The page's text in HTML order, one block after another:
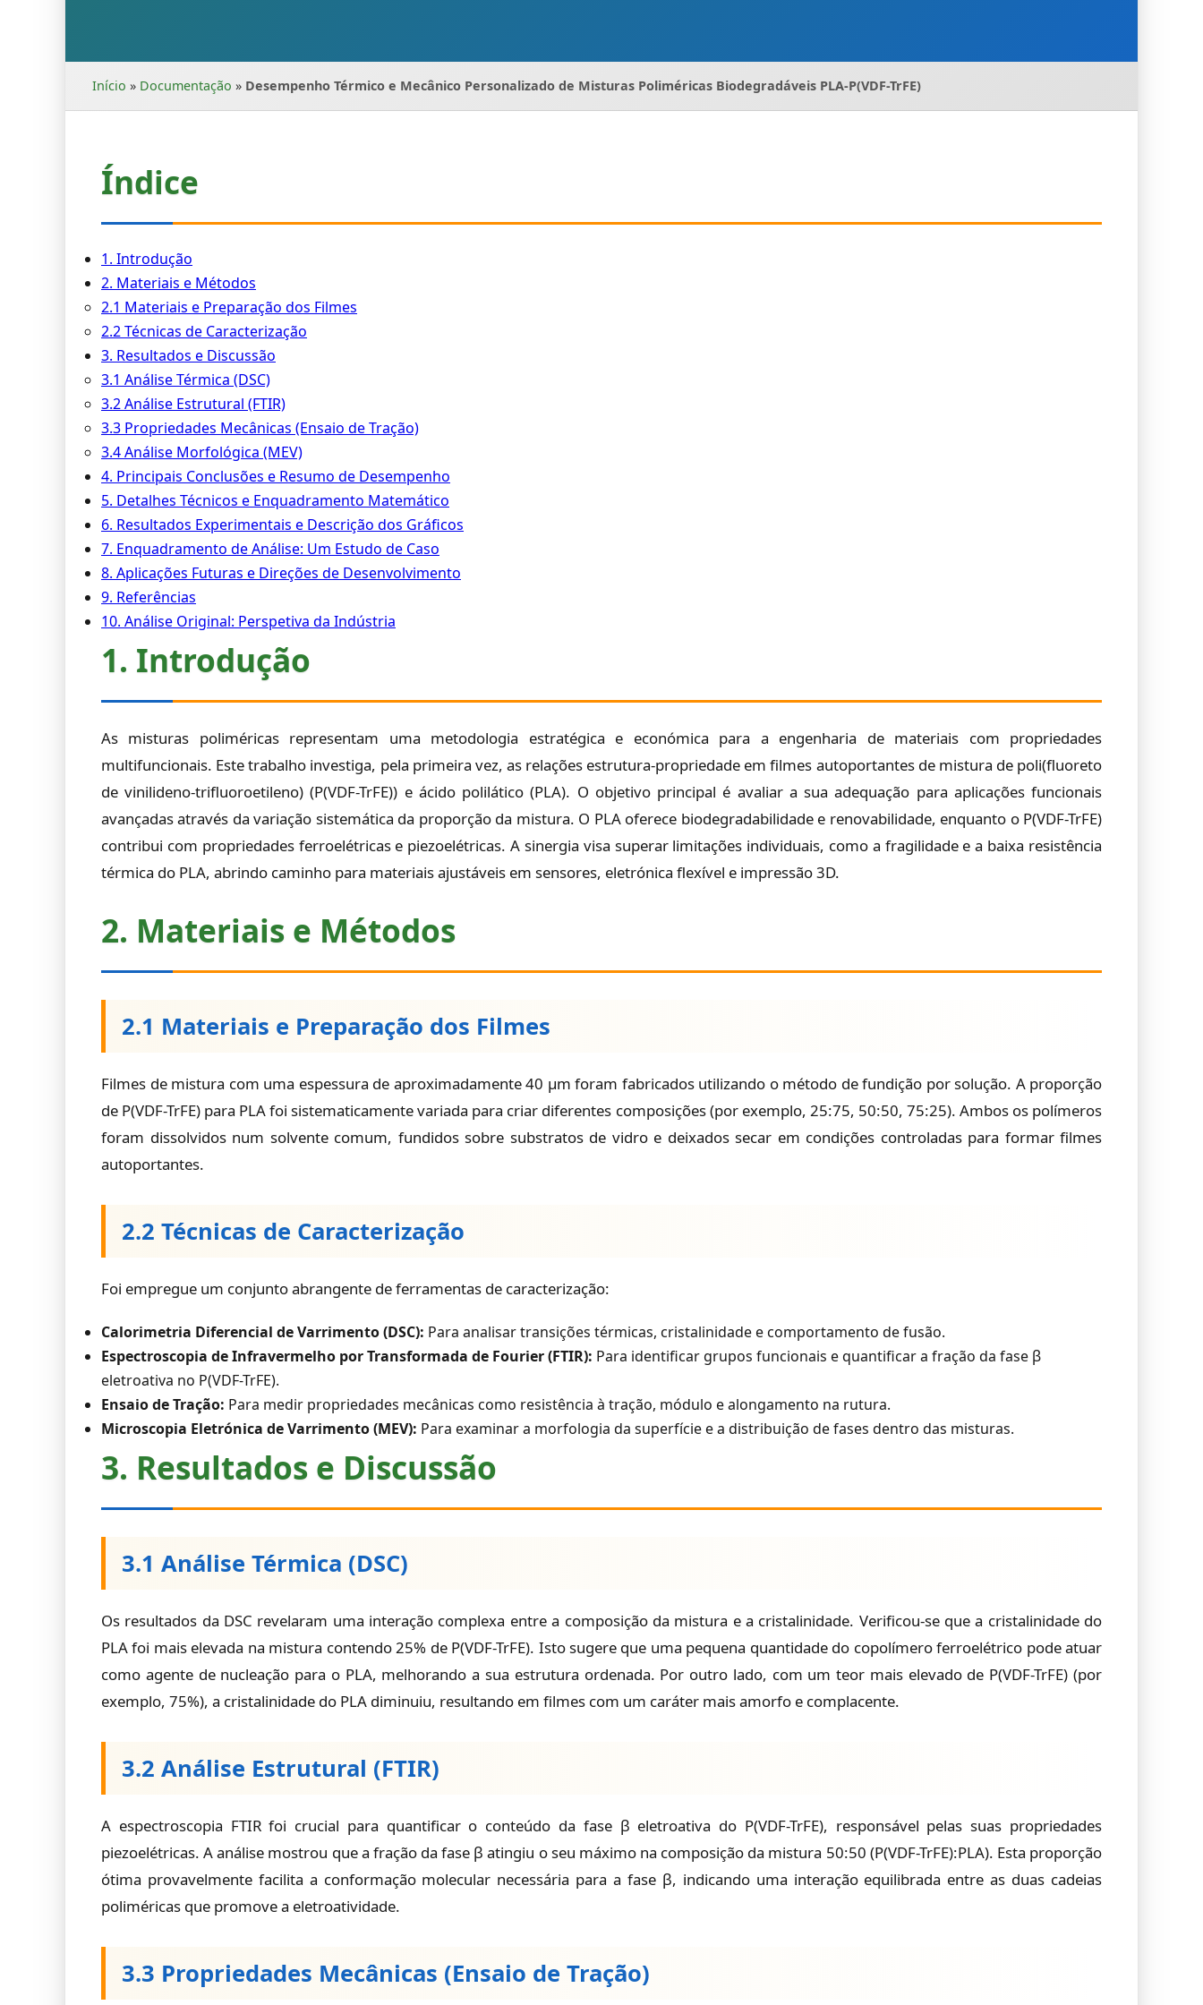
Início » Documentação » Desempenho Térmico e Mecânico Personalizado de Misturas Poliméricas Biodegradáveis PLA-P(VDF-TrFE)
Índice
1. Introdução
2. Materiais e Métodos
2.1 Materiais e Preparação dos Filmes
2.2 Técnicas de Caracterização
3. Resultados e Discussão
3.1 Análise Térmica (DSC)
3.2 Análise Estrutural (FTIR)
3.3 Propriedades Mecânicas (Ensaio de Tração)
3.4 Análise Morfológica (MEV)
4. Principais Conclusões e Resumo de Desempenho
5. Detalhes Técnicos e Enquadramento Matemático
6. Resultados Experimentais e Descrição dos Gráficos
7. Enquadramento de Análise: Um Estudo de Caso
8. Aplicações Futuras e Direções de Desenvolvimento
9. Referências
10. Análise Original: Perspetiva da Indústria
1. Introdução
As misturas poliméricas representam uma metodologia estratégica e económica para a engenharia de materiais com propriedades
multifuncionais. Este trabalho investiga, pela primeira vez, as relações estrutura-propriedade em filmes autoportantes de mistura de poli(fluoreto
de vinilideno-trifluoroetileno) (P(VDF-TrFE)) e ácido polilático (PLA). O objetivo principal é avaliar a sua adequação para aplicações funcionais
avançadas através da variação sistemática da proporção da mistura. O PLA oferece biodegradabilidade e renovabilidade, enquanto o P(VDF-TrFE)
contribui com propriedades ferroelétricas e piezoelétricas. A sinergia visa superar limitações individuais, como a fragilidade e a baixa resistência
térmica do PLA, abrindo caminho para materiais ajustáveis em sensores, eletrónica flexível e impressão 3D.
2. Materiais e Métodos
2.1 Materiais e Preparação dos Filmes
Filmes de mistura com uma espessura de aproximadamente 40 µm foram fabricados utilizando o método de fundição por solução. A proporção
de P(VDF-TrFE) para PLA foi sistematicamente variada para criar diferentes composições (por exemplo, 25:75, 50:50, 75:25). Ambos os polímeros
foram dissolvidos num solvente comum, fundidos sobre substratos de vidro e deixados secar em condições controladas para formar filmes
autoportantes.
2.2 Técnicas de Caracterização
Foi empregue um conjunto abrangente de ferramentas de caracterização:
Calorimetria Diferencial de Varrimento (DSC): Para analisar transições térmicas, cristalinidade e comportamento de fusão.
Espectroscopia de Infravermelho por Transformada de Fourier (FTIR): Para identificar grupos funcionais e quantificar a fração da fase β
eletroativa no P(VDF-TrFE).
Ensaio de Tração: Para medir propriedades mecânicas como resistência à tração, módulo e alongamento na rutura.
Microscopia Eletrónica de Varrimento (MEV): Para examinar a morfologia da superfície e a distribuição de fases dentro das misturas.
3. Resultados e Discussão
3.1 Análise Térmica (DSC)
Os resultados da DSC revelaram uma interação complexa entre a composição da mistura e a cristalinidade. Verificou-se que a cristalinidade do
PLA foi mais elevada na mistura contendo 25% de P(VDF-TrFE). Isto sugere que uma pequena quantidade do copolímero ferroelétrico pode atuar
como agente de nucleação para o PLA, melhorando a sua estrutura ordenada. Por outro lado, com um teor mais elevado de P(VDF-TrFE) (por
exemplo, 75%), a cristalinidade do PLA diminuiu, resultando em filmes com um caráter mais amorfo e complacente.
3.2 Análise Estrutural (FTIR)
A espectroscopia FTIR foi crucial para quantificar o conteúdo da fase β eletroativa do P(VDF-TrFE), responsável pelas suas propriedades
piezoelétricas. A análise mostrou que a fração da fase β atingiu o seu máximo na composição da mistura 50:50 (P(VDF-TrFE):PLA). Esta proporção
ótima provavelmente facilita a conformação molecular necessária para a fase β, indicando uma interação equilibrada entre as duas cadeias
poliméricas que promove a eletroatividade.
3.3 Propriedades Mecânicas (Ensaio de Tração)